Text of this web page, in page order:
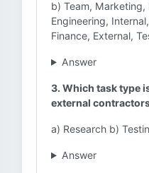
b) Team, Marketing,
Engineering,
Finance, External,
Answer
3. Which task type
external
a) Research b)
Answer